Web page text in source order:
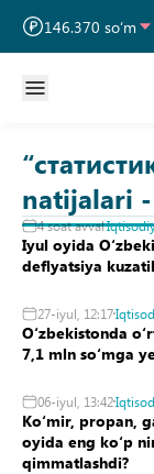
146.370 so‘m
11 886.720
natijalari
4 soat avval
Iyul oyida
deflyatsiya
27-iyul, 12:17
Oʻzbekistonda
7,1 mln soʻmga
06-iyul, 13:42
Koʻmir, propan,
oyida eng koʻp
qimmatlashdi?